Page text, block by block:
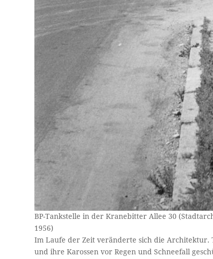
BP-Tankstelle in der Kranebitter Allee 30
1956)
Im Laufe der Zeit veränderte sich die Architektur.
und ihre Karossen vor Regen und Schneefall